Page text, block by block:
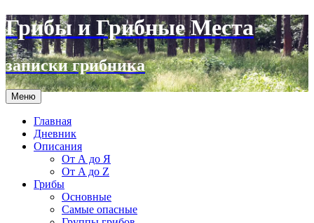
Грибы и Грибные Места
записки грибника
Меню Перейти
к
содержимому
Главная
Дневник
Описания
От А до Я
От A до Z
Грибы
Основные
Самые опасные